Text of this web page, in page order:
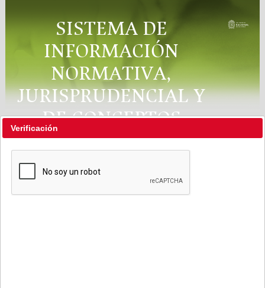
SISTEMA DE
INFORMACIÓN
NORMATIVA,
JURISPRUDENCIAL Y
DE CONCEPTOS
"RÉGIMEN LEGAL"
Verificación